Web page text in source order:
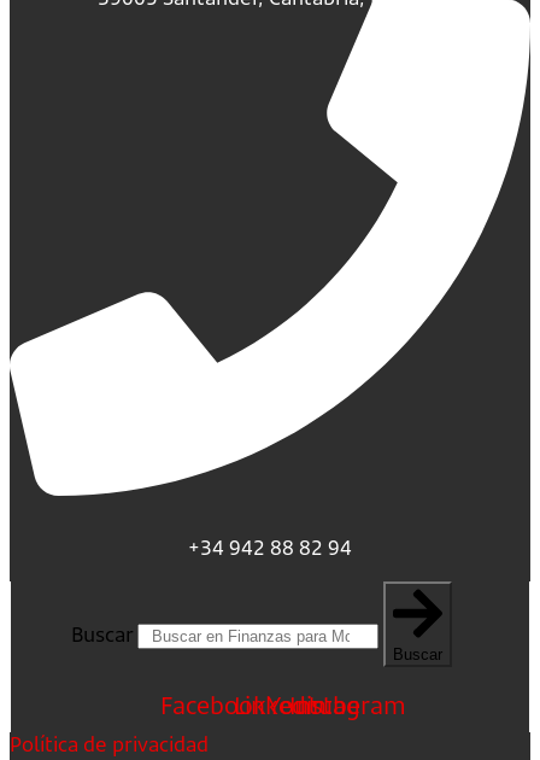
+34 942 88 82 94
Buscar
Buscar
FacebookLinkedin
Youtube
Instagram
Política de privacidad